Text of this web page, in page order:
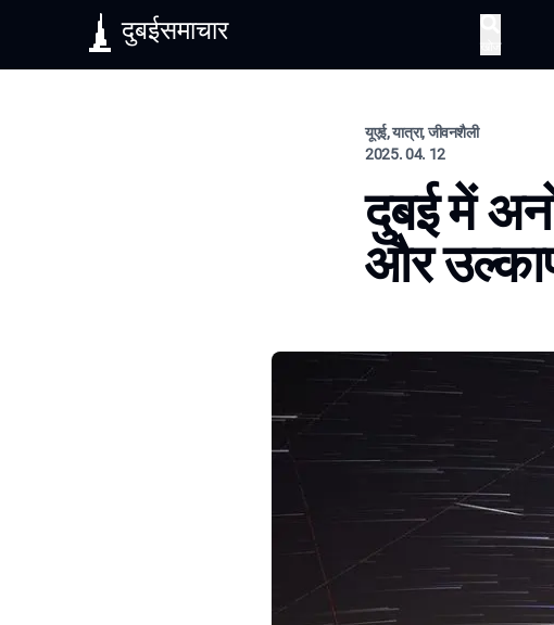
दुबईसमाचार
यूएई, यात्रा, जीवनशैली
2025. 04. 12
दुबई में
और